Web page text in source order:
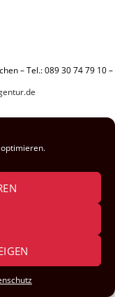
– Tel.: 089 30 74 79 10 –